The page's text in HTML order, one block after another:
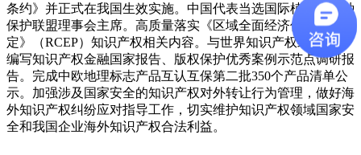
条约》并正式在我国生效实施。中国代表当选国际植物新品种
保护联盟理事会主席。高质量落实《区域全面经济伙伴关系协
定》（RCEP）知识产权相关内容。与世界知识产权组织联合
编写知识产权金融国家报告、版权保护优秀案例示范点调研报
告。完成中欧地理标志产品互认互保第二批350个产品清单公
示。加强涉及国家安全的知识产权对外转让行为管理，做好海
外知识产权纠纷应对指导工作，切实维护知识产权领域国家安
全和我国企业海外知识产权合法利益。